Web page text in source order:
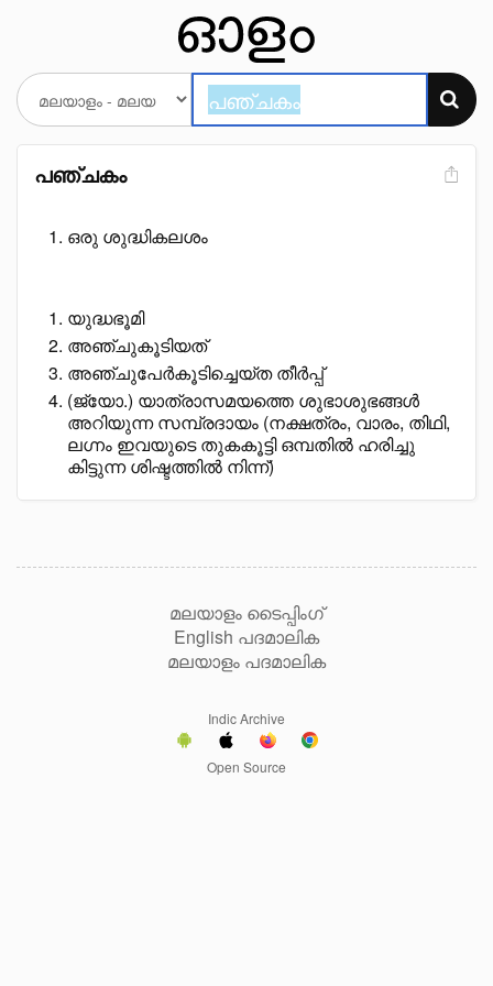
പഞ്ചകം
ഒരു ശുദ്ധികലശം
യുദ്ധഭൂമി
അഞ്ചുകൂടിയത്
അഞ്ചുപേർകൂടിച്ചെയ്ത തീർപ്പ്
(ജ്യോ.) യാത്രാസമയത്തെ ശുഭാശുഭങ്ങൾ
അറിയുന്ന സമ്പ്രദായം (നക്ഷത്രം, വാരം, തിഥി,
ലഗ്നം ഇവയുടെ തുകകൂട്ടി ഒമ്പതിൽ ഹരിച്ചു
കിട്ടുന്ന ശിഷ്ടത്തിൽ നിന്ന്)
മലയാളം ടൈപ്പിംഗ്
English പദമാലിക
മലയാളം പദമാലിക
Indic Archive
Open Source